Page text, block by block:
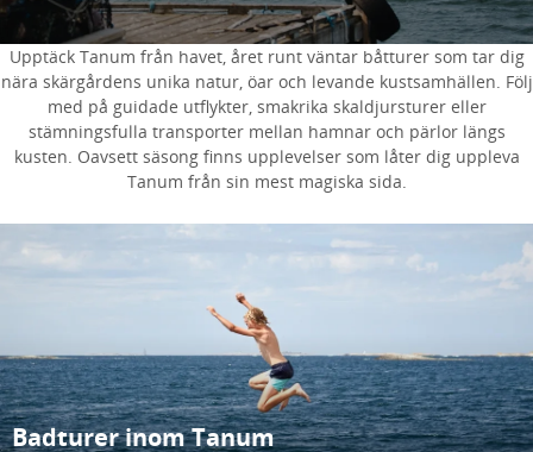
Upptäck Tanum från havet, året runt väntar båtturer som tar dig
nära skärgårdens unika natur, öar och levande kustsamhällen. Följ
med på guidade utflykter, smakrika skaldjursturer eller
stämningsfulla transporter mellan hamnar och pärlor längs
kusten. Oavsett säsong finns upplevelser som låter dig uppleva
Tanum från sin mest magiska sida.
Badturer inom Tanum